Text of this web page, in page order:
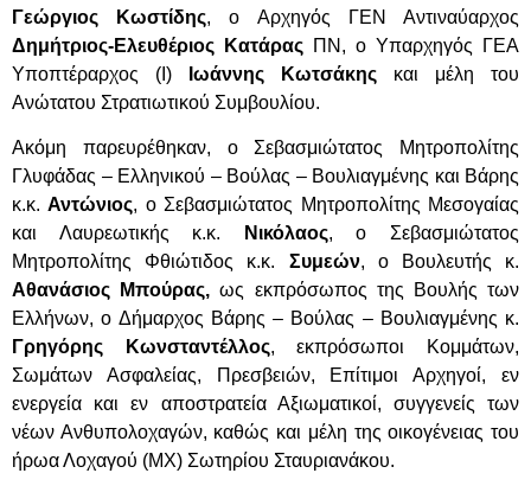
Γεώργιος Κωστίδης, ο Αρχηγός ΓΕΝ Αντιναύαρχος
Δημήτριος-Ελευθέριος Κατάρας ΠΝ, o Υπαρχηγός ΓΕΑ
Υποπτέραρχος (Ι)
Ιωάννης Κωτσάκης και μέλη του
Ανώτατου Στρατιωτικού Συμβουλίου.
Ακόμη παρευρέθηκαν, ο Σεβασμιώτατος Μητροπολίτης
Γλυφάδας – Ελληνικού – Βούλας – Βουλιαγμένης και Βάρης
κ.κ.Αντώνιος, ο Σεβασμιώτατος Μητροπολίτης Μεσογαίας
και Λαυρεωτικής κ.κ.
Νικόλαος, ο Σεβασμιώτατος
Μητροπολίτης Φθιώτιδος κ.κ. Συμεών, ο Βουλευτής κ.
Αθανάσιος Μπούρας, ως εκπρόσωπος της Βουλής των
Ελλήνων, ο Δήμαρχος Βάρης – Βούλας – Βουλιαγμένης κ.
Γρηγόρης Κωνσταντέλλος, εκπρόσωποι Κομμάτων,
Σωμάτων Ασφαλείας, Πρεσβειών, Επίτιμοι Αρχηγοί, εν
ενεργεία και εν αποστρατεία Αξιωματικοί, συγγενείς των
νέων Ανθυπολοχαγών, καθώς και μέλη της οικογένειας του
ήρωα Λοχαγού (ΜΧ) Σωτηρίου Σταυριανάκου.